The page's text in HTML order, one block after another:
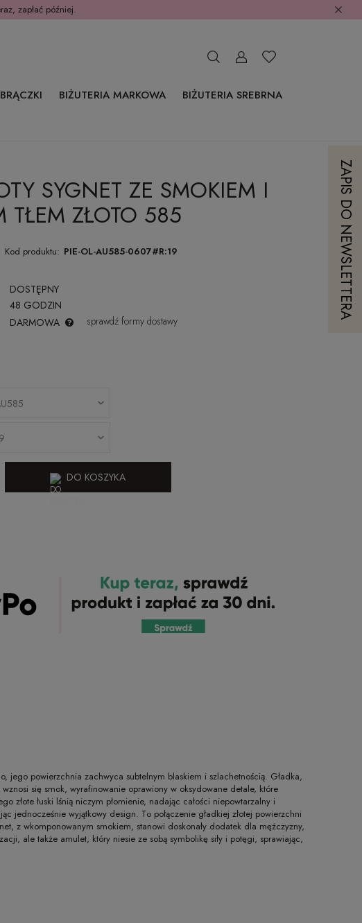
zapłać później.
BIŻUTERIA MARKOWA
BIŻUTERIA SREBRNA
SYGNET ZE SMOKIEM I
TŁEM ZŁOTO 585
Kod produktu: PIE-OL-AU585-0607#R:19
DOSTĘPNY
48 GODZIN
DARMOWA sprawdź formy dostawy
DO KOSZYKA
jego powierzchnia zachwyca subtelnym blaskiem i szlachetnością. Gładka,
się smok, wyrafinowanie oprawiony w oksydowane detale, które
złote łuski lśnią niczym płomienie, nadając całości niepowtarzalny i
jednocześnie wyjątkowy design. To połączenie gładkiej złotej powierzchni
z wkomponowanym smokiem, stanowi doskonały dodatek dla mężczyzny,
ale także amulet, który niesie ze sobą symbolikę siły i potęgi, sprawiając,
ZAPIS DO NEWSLETTERA